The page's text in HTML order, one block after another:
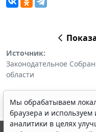
Источник:
Законодательное
области
Мы обрабатываем
браузера и используем
аналитики в целях